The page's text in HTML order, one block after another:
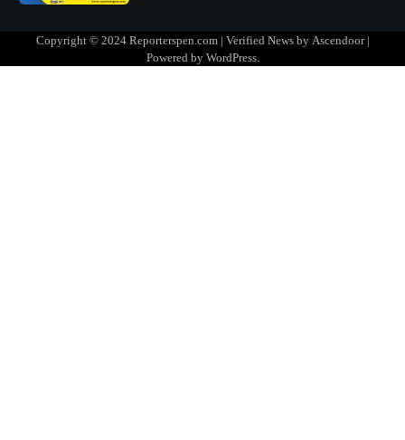
ବିଶ୍ୱବିଦ୍ୟାଳୟର ସଫଳତା, ଉତ୍କର୍ଷତା ଓ
ଅଗ୍ରଗତିର ସ୍ମୃତିଚାରଣ
Reporters Pen
Copyright © 2024 Reporterspen.com | Verified News by Ascendoor|
Powered by WordPress.